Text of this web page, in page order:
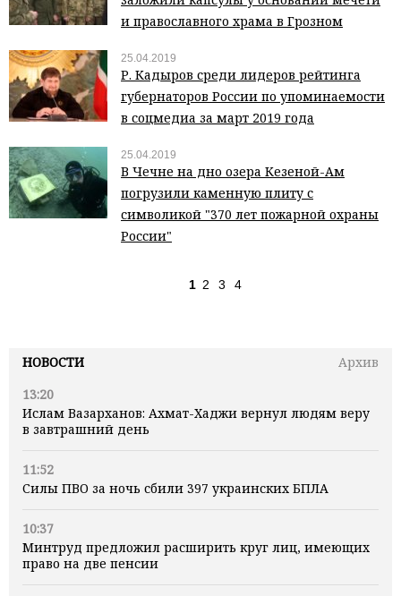
НОВОСТИ
Архив
13:20
Ислам Вазарханов: Ахмат-Хаджи вернул людям веру
в завтрашний день
11:52
Силы ПВО за ночь сбили 397 украинских БПЛА
10:37
Минтруд предложил расширить круг лиц, имеющих
право на две пенсии
и православного храма в Грозном
25.04.2019
Р. Кадыров среди лидеров рейтинга
губернаторов России по упоминаемости
в соцмедиа за март 2019 года
25.04.2019
В Чечне на дно озера Кезеной-Ам
погрузили каменную плиту с
символикой "370 лет пожарной охраны
России"
1 2 3 4